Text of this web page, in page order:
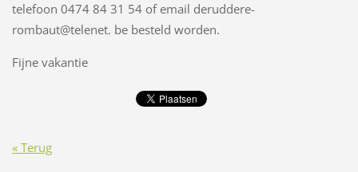
telefoon 0474 84 31 54 of email deruddere-
rombaut@telenet. be besteld worden.
Fijne vakantie
« Terug